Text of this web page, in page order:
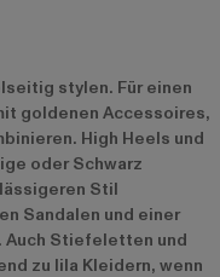
stylen. Für einen
goldenen Accessoires,
High Heels und
oder Schwarz
Stil
Sandalen und einer
Auch Stiefeletten und
zu lila Kleidern, wenn